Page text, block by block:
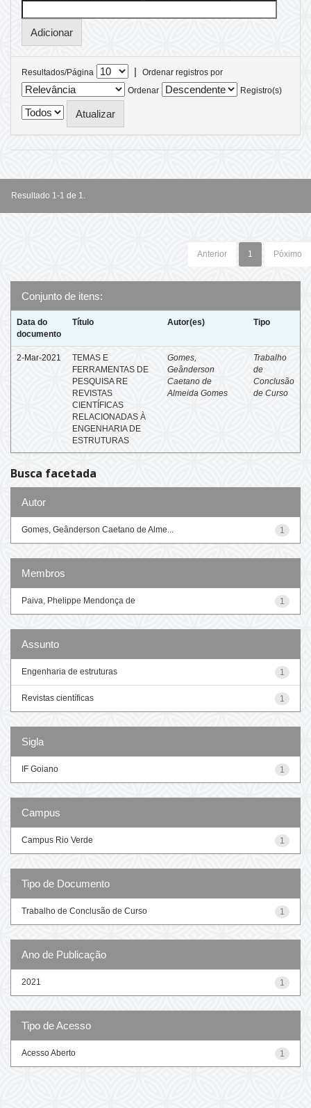
Resultados/Página |
Ordenar registros por
Ordenar
Registro(s)
Resultado 1-1 de 1.
Anterior 1 Póximo
Conjunto de itens:
Data do
documento
Título Autor(es) Tipo
2-Mar-2021
TEMAS E
FERRAMENTAS DE
PESQUISA RE
REVISTAS
CIENTÍFICAS
RELACIONADAS À
ENGENHARIA DE
ESTRUTURAS
Gomes,
Geânderson
Caetano de
Almeida Gomes
Trabalho
de
Conclusão
de Curso
Busca facetada
Autor
1
Gomes, Geânderson Caetano de Alme...
Membros
1
Paiva, Phelippe Mendonça de
Assunto
1
Engenharia de estruturas
1
Revistas científicas
Sigla
1
IF Goiano
Campus
1
Campus Rio Verde
Tipo de Documento
1
Trabalho de Conclusão de Curso
Ano de Publicação
1
2021
Tipo de Acesso
1
Acesso Aberto